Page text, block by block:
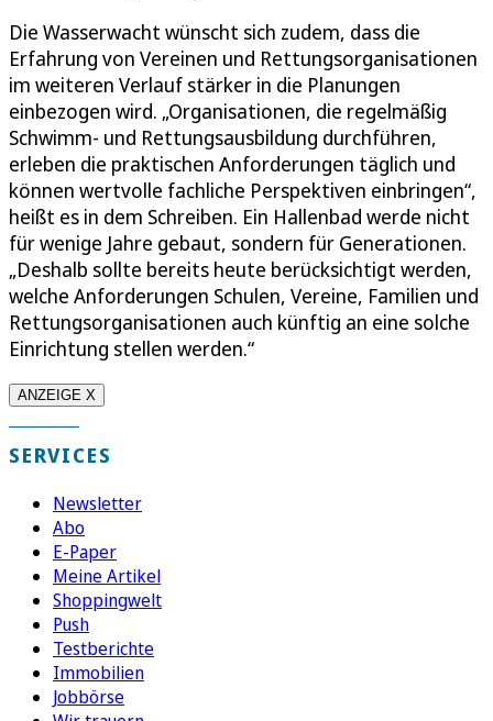
Die Wasserwacht wünscht sich zudem, dass die
Erfahrung von Vereinen und Rettungsorganisationen
im weiteren Verlauf stärker in die Planungen
einbezogen wird. „Organisationen, die regelmäßig
Schwimm- und Rettungsausbildung durchführen,
erleben die praktischen Anforderungen täglich und
können wertvolle fachliche Perspektiven einbringen“,
heißt es in dem Schreiben. Ein Hallenbad werde nicht
für wenige Jahre gebaut, sondern für Generationen.
„Deshalb sollte bereits heute berücksichtigt werden,
welche Anforderungen Schulen, Vereine, Familien und
Rettungsorganisationen auch künftig an eine solche
Einrichtung stellen werden.“
ANZEIGE X
SERVICES
Newsletter
Abo
E-Paper
Meine Artikel
Shoppingwelt
Push
Testberichte
Immobilien
Jobbörse